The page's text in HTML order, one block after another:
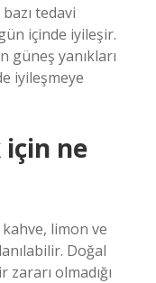
tedavi
içinde iyileşir.
güneş yanıkları
iyileşmeye
için ne
kahve, limon ve
Doğal
olmadığı